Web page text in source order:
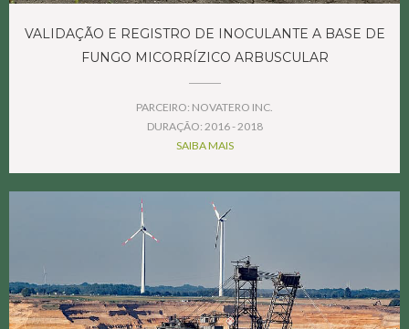
VALIDAÇÃO E REGISTRO DE INOCULANTE A BASE DE
FUNGO MICORRÍZICO ARBUSCULAR
PARCEIRO: NOVATERO INC.
DURAÇÃO: 2016 - 2018
SAIBA MAIS